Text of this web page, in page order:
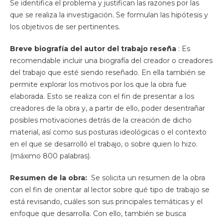
Se identifica el problema y justifican las razones por las
que se realiza la investigación. Se formulan las hipótesis y
los objetivos de ser pertinentes.
Breve biografía del autor del trabajo reseña: Es
recomendable incluir una biografía del creador o creadores
del trabajo que esté siendo reseñado. En ella también se
permite explorar los motivos por los que la obra fue
elaborada. Esto se realiza con el fin de presentar a los
creadores de la obra y, a partir de ello, poder desentrañar
posibles motivaciones detrás de la creación de dicho
material, así como sus posturas ideológicas o el contexto
en el que se desarrolló el trabajo, o sobre quien lo hizo.
(máximo 800 palabras).
Resumen de la obra:Se solicita un resumen de la obra
con el fin de orientar al lector sobre qué tipo de trabajo se
está revisando, cuáles son sus principales temáticas y el
enfoque que desarrolla. Con ello, también se busca